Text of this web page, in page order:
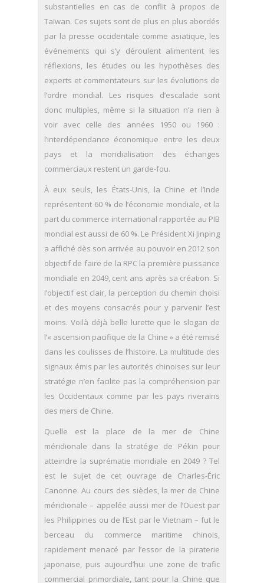
substantielles en cas de conflit à propos de
Taïwan. Ces sujets sont de plus en plus abordés
par la presse occidentale comme asiatique, les
événements qui s’y déroulent alimentent les
réflexions, les études ou les hypothèses des
experts et commentateurs sur les évolutions de
l’ordre mondial. Les risques d’escalade sont
donc multiples, même si la situation n’a rien à
voir avec celle des années 1950 ou 1960 :
l’interdépendance économique entre les deux
pays et la mondialisation des échanges
commerciaux restent un garde-fou.
À eux seuls, les États-Unis, la Chine et l’Inde
représentent 60 % de l’économie mondiale, et la
part du commerce international rapportée au PIB
mondial est aussi de 60 %. Le Président Xi Jinping
a affiché dès son arrivée au pouvoir en 2012 son
objectif de faire de la RPC la première puissance
mondiale en 2049, cent ans après sa création. Si
l’objectif est clair, la perception du chemin choisi
et des moyens consacrés pour y parvenir l’est
moins. Voilà déjà belle lurette que le slogan de
l’« ascension pacifique de la Chine » a été remisé
dans les coulisses de l’histoire. La multitude des
signaux émis par les autorités chinoises sur leur
stratégie n’en facilite pas la compréhension par
les Occidentaux comme par les pays riverains
des mers de Chine.
Quelle est la place de la mer de Chine
méridionale dans la stratégie de Pékin pour
atteindre la suprématie mondiale en 2049 ? Tel
est le sujet de cet ouvrage de Charles-Éric
Canonne. Au cours des siècles, la mer de Chine
méridionale – appelée aussi mer de l’Ouest par
les Philippines ou de l’Est par le Vietnam – fut le
berceau du commerce maritime chinois,
rapidement menacé par l’essor de la piraterie
japonaise, puis aujourd’hui une zone de trafic
commercial primordiale, tant pour la Chine que